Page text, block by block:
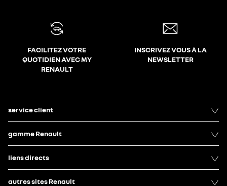
FACILITEZ VOTRE
QUOTIDIEN AVEC MY
RENAULT
INSCRIVEZ VOUS À LA
NEWSLETTER
service client
gamme Renault
liens directs
autres sites Renault